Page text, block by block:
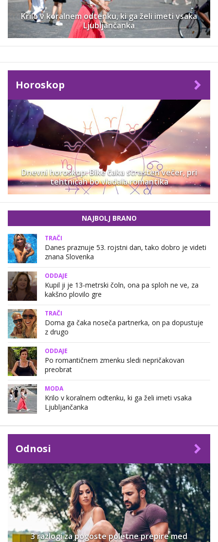
Krilo v koralnem odtenku, ki ga želi imeti vsaka
Ljubljančanka
Horoskop
Dnevni horoskop: Bike čaka strasten večer, pri
tehtnicah bo vladala romantika
NAJBOLJ BRANO
TRAČI
Danes praznuje 53. rojstni dan, tako dobro je videti
znana Slovenka
ODDAJE
Kupil ji je 13-metrski čoln, ona pa sploh ne ve, za
kakšno plovilo gre
TRAČI
Doma ga čaka noseča partnerka, on pa dopustuje
z drugo
ODDAJE
Po romantičnem zmenku sledi nepričakovan
preobrat
MODA
Krilo v koralnem odtenku, ki ga želi imeti vsaka
Ljubljančanka
Odnosi
3 razlogi za pogoste poletne prepire med